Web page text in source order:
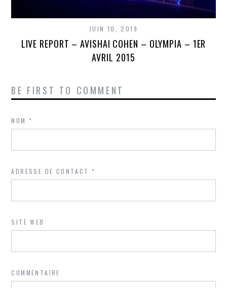
JUIN 10, 2019
LIVE REPORT – AVISHAI COHEN – OLYMPIA – 1ER
AVRIL 2015
BE FIRST TO COMMENT
NOM*
ADRESSE DE CONTACT*
SITE WEB
COMMENTAIRE